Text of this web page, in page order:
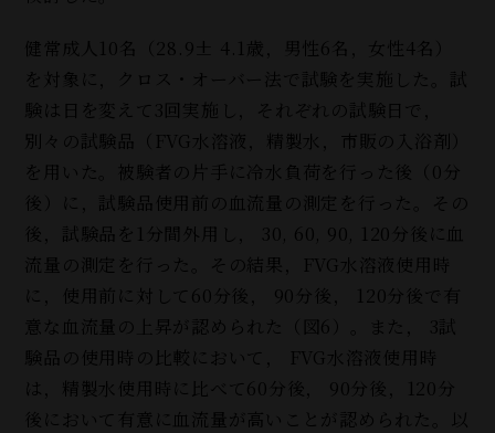
健常成人10名（28.9± 4.1歳，男性6名，女性4名）
を対象に，クロス・オーバー法で試験を実施した。試
験は日を変えて3回実施し，それぞれの試験日で，
別々の試験品（FVG水溶液，精製水，市販の入浴剤）
を用いた。被験者の片手に冷水負荷を行った後（0分
後）に，試験品使用前の血流量の測定を行った。その
後，試験品を1分間外用し， 30, 60, 90, 120分後に血
流量の測定を行った。その結果，FVG水溶液使用時
に，使用前に対して60分後， 90分後， 120分後で有
意な血流量の上昇が認められた（図6）。また， 3試
験品の使用時の比較において， FVG水溶液使用時
は，精製水使用時に比べて60分後， 90分後，120分
後において有意に血流量が高いことが認められた。以